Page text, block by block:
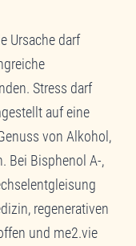
Ursache darf
Stress darf
auf eine
von Alkohol,
Bei Bisphenol A-,
regenerativen
und me2.vie